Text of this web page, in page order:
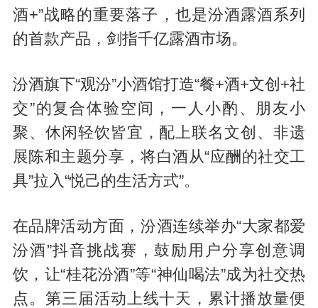
酒+”战略的重要落子，也是汾酒露酒系列
的首款产品，剑指千亿露酒市场。
汾酒旗下“观汾”小酒馆打造“餐+酒+文创+社
交”的复合体验空间，一人小酌、朋友小
聚、休闲轻饮皆宜，配上联名文创、非遗
展陈和主题分享，将白酒从“应酬的社交工
具”拉入“悦己的生活方式”。
在品牌活动方面，汾酒连续举办“大家都爱
汾酒”抖音挑战赛，鼓励用户分享创意调
饮，让“桂花汾酒”等“神仙喝法”成为社交热
点。第三届活动上线十天，累计播放量便